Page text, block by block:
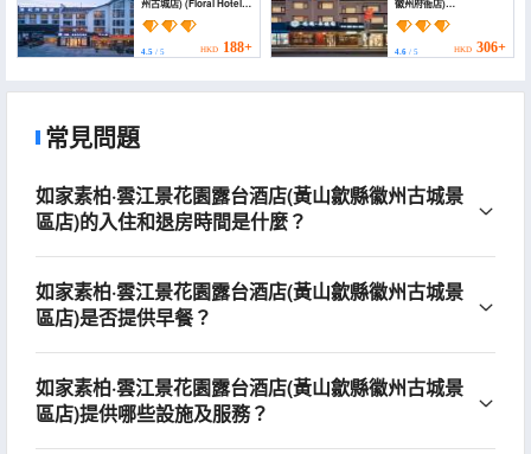
州古城店) (Floral Hotel ·
Building Blue Lotus
Hotel (Huizhou Ancient
City Branch, Jixian
County))
4.5 / 5 HKD 188+
徽州府衙店)
(Floral Hotel·Bu Shu
Yuan Hotel (Huizhou
Ancient Town, Huizhou
Prefectural
4.6/ 5 HKD 306+
常見問題
如家素柏·雲江景花園露台酒店(黃山歙縣徽州古城景
區店)的入住和退房時間是什麼？
如家素柏·雲江景花園露台酒店(黃山歙縣徽州古城景
區店)是否提供早餐？
如家素柏·雲江景花園露台酒店(黃山歙縣徽州古城景
區店)提供哪些設施及服務？